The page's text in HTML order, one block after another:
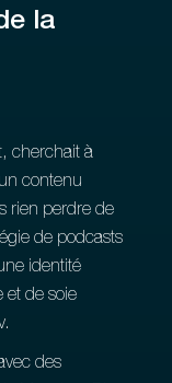
la
cherchait à
contenu
rien perdre de
de podcasts
identité
et de soie
des